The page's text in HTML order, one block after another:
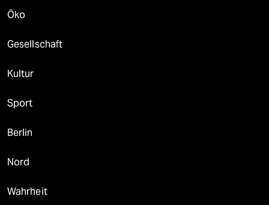
Öko
Gesellschaft
Kultur
Sport
Berlin
Nord
Wahrheit